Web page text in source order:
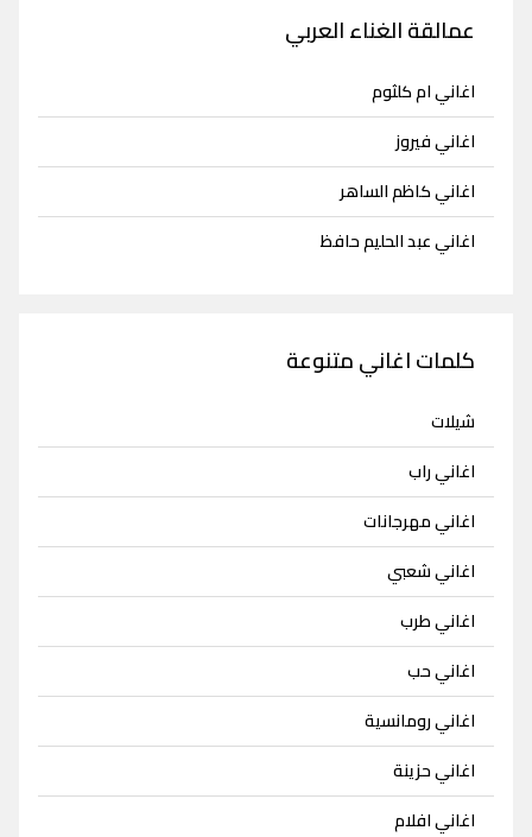
عمالقة الغناء العربي
اغاني ام كلثوم
اغاني فيروز
اغاني كاظم الساهر
اغاني عبد الحليم حافظ
كلمات اغاني متنوعة
شيلات
اغاني راب
اغاني مهرجانات
اغاني شعبي
اغاني طرب
اغاني حب
اغاني رومانسية
اغاني حزينة
اغاني افلام